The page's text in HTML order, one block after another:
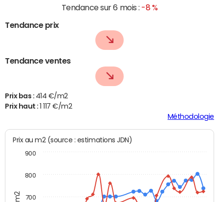
Tendance sur 6 mois : -8 %
Tendance prix
Tendance ventes
Prix bas : 414 €/m2
Prix haut :
1 117 €/m2
Méthodologie
Prix au m2 (source : estimations JDN)
700
800
900